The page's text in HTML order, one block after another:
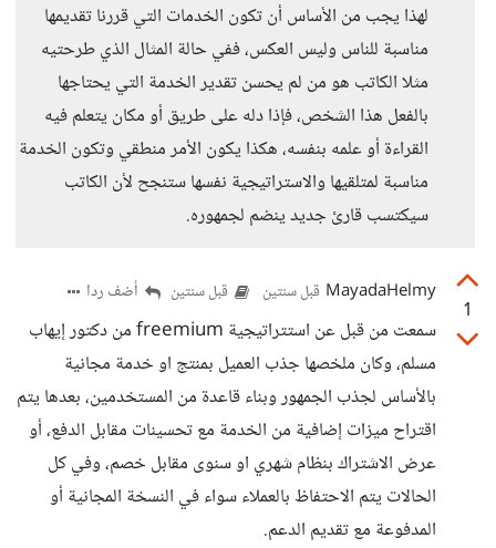
لهذا يجب من الأساس أن تكون الخدمات التي قررنا تقديمها
مناسبة للناس وليس العكس، ففي حالة المثال الذي طرحتيه
مثلا الكاتب هو من لم يحسن تقدير الخدمة التي يحتاجها
بالفعل هذا الشخص، فإذا دله على طريق أو مكان يتعلم فيه
القراءة أو علمه بنفسه، هكذا يكون الأمر منطقي وتكون الخدمة
مناسبة لمتلقيها والاستراتيجية نفسها ستنجح لأن الكاتب
سيكتسب قارئ جديد ينضم لجمهوره.
1
MayadaHelmy قبل سنتين قبل سنتين أضف ردا
سمعت من قبل عن استتراتيجية freemium من دكتور إيهاب
مسلم، وكان ملخصها جذب العميل بمنتج او خدمة مجانية
بالأساس لجذب الجمهور وبناء قاعدة من المستخدمين، بعدها يتم
اقتراح ميزات إضافية من الخدمة مع تحسينات مقابل الدفع، أو
عرض الاشتراك بنظام شهري او سنوى مقابل خصم، وفي كل
الحالات يتم الاحتفاظ بالعملاء سواء في النسخة المجانية أو
المدفوعة مع تقديم الدعم.